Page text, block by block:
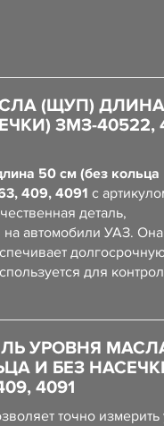
(ЩУП)
ЗМЗ-40522,
50 см (без кольца
409, 4091 с
деталь,
на автомобили УАЗ.
для
УРОВНЯ
И БЕЗ
4091
точно